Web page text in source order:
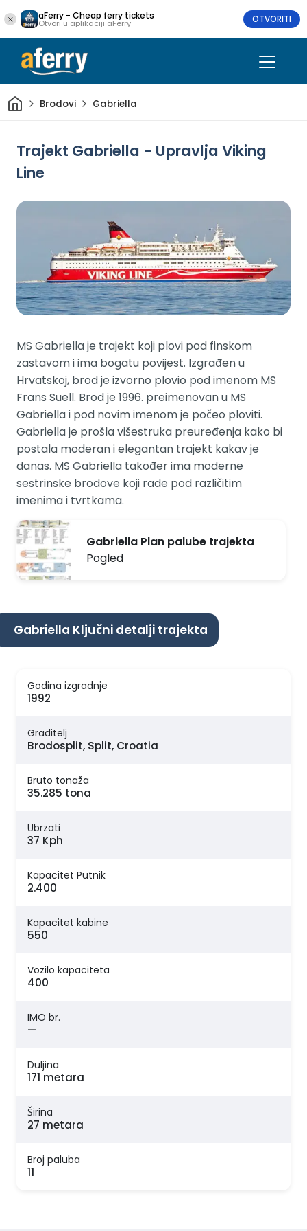
aFerry - Cheap ferry tickets
Otvori u aplikaciji aFerry OTVORITI
DomBrodovi Gabriella
Trajekt Gabriella - Upravlja Viking
Line
MS Gabriella je trajekt koji plovi pod finskom
zastavom i ima bogatu povijest. Izgrađen u
Hrvatskoj, brod je izvorno plovio pod imenom MS
Frans Suell. Brod je 1996. preimenovan u MS
Gabriella i pod novim imenom je počeo ploviti.
Gabriella je prošla višestruka preuređenja kako bi
postala moderan i elegantan trajekt kakav je
danas. MS Gabriella također ima moderne
sestrinske brodove koji rade pod različitim
imenima i tvrtkama.
Gabriella Plan palube trajekta
Pogled
Gabriella Ključni detalji trajekta
Godina izgradnje
1992
Graditelj
Brodosplit, Split, Croatia
Bruto tonaža
35.285 tona
Ubrzati
37 Kph
Kapacitet Putnik
2.400
Kapacitet kabine
550
Vozilo kapaciteta
400
IMO br.
—
Duljina
171 metara
Širina
27 metara
Broj paluba
11